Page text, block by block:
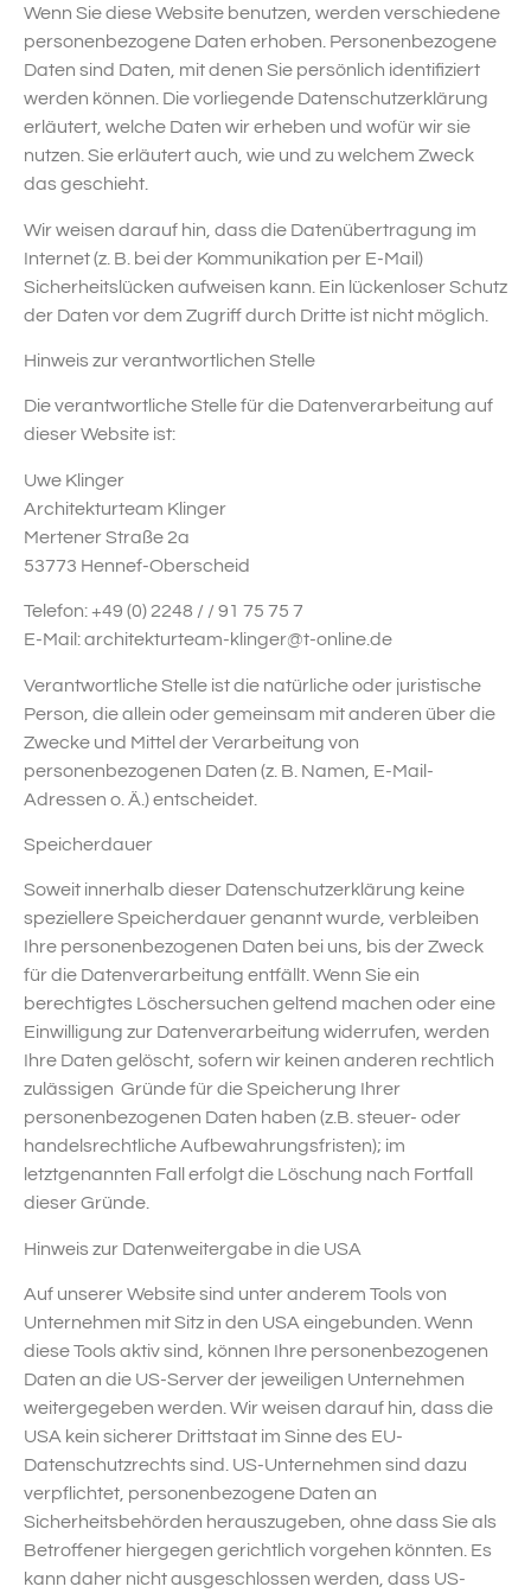
Wenn Sie diese Website benutzen, werden verschiedene
personenbezogene Daten erhoben. Personenbezogene
Daten sind Daten, mit denen Sie persönlich identifiziert
werden können. Die vorliegende Datenschutzerklärung
erläutert, welche Daten wir erheben und wofür wir sie
nutzen. Sie erläutert auch, wie und zu welchem Zweck
das geschieht.
Wir weisen darauf hin, dass die Datenübertragung im
Internet (z. B. bei der Kommunikation per E-Mail)
Sicherheitslücken aufweisen kann. Ein lückenloser Schutz
der Daten vor dem Zugriff durch Dritte ist nicht möglich.
Hinweis zur verantwortlichen Stelle
Die verantwortliche Stelle für die Datenverarbeitung auf
dieser Website ist:
Uwe Klinger
Architekturteam Klinger
Mertener Straße 2a
53773 Hennef-Oberscheid
Telefon: +49 (0) 2248 / / 91 75 75 7
E-Mail: architekturteam-klinger@t-online.de
Verantwortliche Stelle ist die natürliche oder juristische
Person, die allein oder gemeinsam mit anderen über die
Zwecke und Mittel der Verarbeitung von
personenbezogenen Daten (z. B. Namen, E-Mail-
Adressen o. Ä.) entscheidet.
Speicherdauer
Soweit innerhalb dieser Datenschutzerklärung keine
speziellere Speicherdauer genannt wurde, verbleiben
Ihre personenbezogenen Daten bei uns, bis der Zweck
für die Datenverarbeitung entfällt. Wenn Sie ein
berechtigtes Löschersuchen geltend machen oder eine
Einwilligung zur Datenverarbeitung widerrufen, werden
Ihre Daten gelöscht, sofern wir keinen anderen rechtlich
zulässigen Gründe für die Speicherung Ihrer
personenbezogenen Daten haben (z.B. steuer- oder
handelsrechtliche Aufbewahrungsfristen); im
letztgenannten Fall erfolgt die Löschung nach Fortfall
dieser Gründe.
Hinweis zur Datenweitergabe in die USA
Auf unserer Website sind unter anderem Tools von
Unternehmen mit Sitz in den USA eingebunden. Wenn
diese Tools aktiv sind, können Ihre personenbezogenen
Daten an die US-Server der jeweiligen Unternehmen
weitergegeben werden. Wir weisen darauf hin, dass die
USA kein sicherer Drittstaat im Sinne des EU-
Datenschutzrechts sind. US-Unternehmen sind dazu
verpflichtet, personenbezogene Daten an
Sicherheitsbehörden herauszugeben, ohne dass Sie als
Betroffener hiergegen gerichtlich vorgehen könnten. Es
kann daher nicht ausgeschlossen werden, dass US-